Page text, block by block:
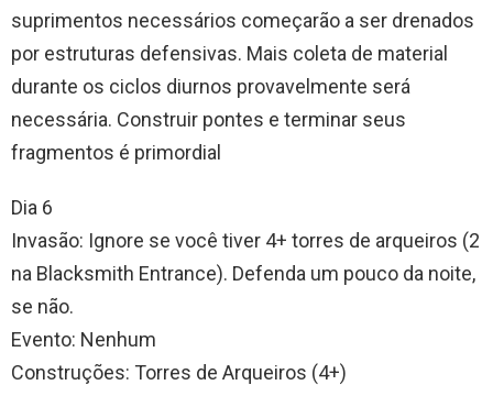
suprimentos necessários começarão a ser drenados
por estruturas defensivas. Mais coleta de material
durante os ciclos diurnos provavelmente será
necessária. Construir pontes e terminar seus
fragmentos é primordial
Dia 6
Invasão: Ignore se você tiver 4+ torres de arqueiros (2
na Blacksmith Entrance). Defenda um pouco da noite,
se não.
Evento: Nenhum
Construções: Torres de Arqueiros (4+)